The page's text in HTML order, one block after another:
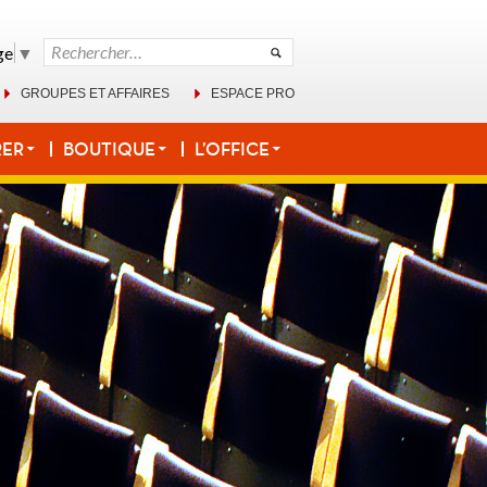
Rechercher :
▼
GROUPES ET AFFAIRES ESPACE PRO
BOUTIQUE L’OFFICE